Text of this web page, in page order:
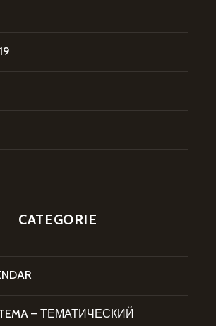
CATEGORIE
TEMA – ТЕМАТИЧЕСКИЙ